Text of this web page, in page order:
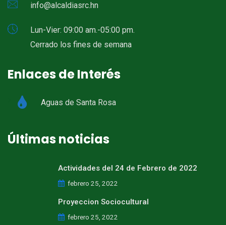
info@alcaldiasrc.hn
Lun-Vier: 09:00 am.-05:00 pm.
Cerrado los fines de semana
Enlaces de Interés
Aguas de Santa Rosa
Últimas noticias
Actividades del 24 de Febrero de 2022
febrero 25, 2022
Proyeccion Sociocultural
febrero 25, 2022